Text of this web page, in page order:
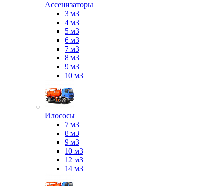
Ассенизаторы
3 м3
4 м3
5 м3
6 м3
7 м3
8 м3
9 м3
10 м3
Илососы
7 м3
8 м3
9 м3
10 м3
12 м3
14 м3